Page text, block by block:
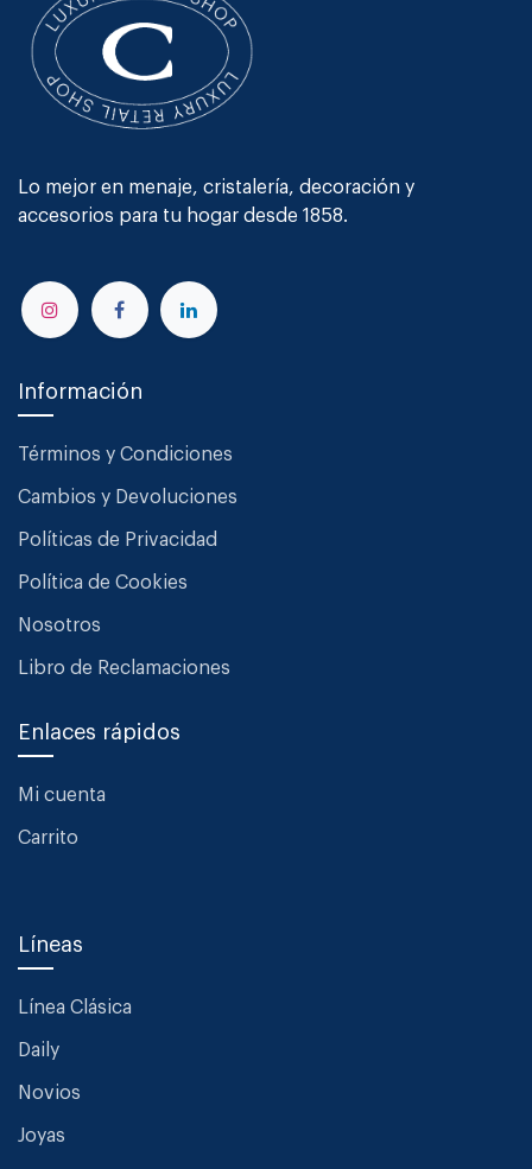
Lo mejor en menaje, cristalería, decoración y
accesorios para tu hogar desde 1858.
Información
Términos y Condiciones
Cambios y Devoluciones
Políticas de Privacidad
Política de Cookies
Nosotros
Libro de Reclamaciones
Enlaces rápidos
Mi cuenta
Carrito
Líneas
Línea Clásica
Daily
Novios
Joyas